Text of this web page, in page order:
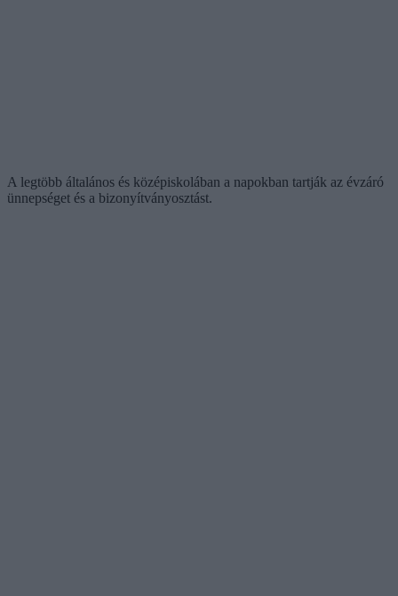
A legtöbb általános és középiskolában a napokban tartják az évzáró
ünnepséget és a bizonyítványosztást.